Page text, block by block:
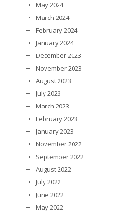
May 2024
March 2024
February 2024
January 2024
December 2023
November 2023
August 2023
July 2023
March 2023
February 2023
January 2023
November 2022
September 2022
August 2022
July 2022
June 2022
May 2022